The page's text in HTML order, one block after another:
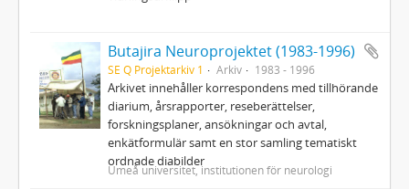
Butajira Neuroprojektet (1983-1996)
SE Q Projektarkiv 1 Arkiv 1983 - 1996
Arkivet innehåller korrespondens med tillhörande
diarium, årsrapporter, reseberättelser,
forskningsplaner, ansökningar och avtal,
enkätformulär samt en stor samling tematiskt
ordnade diabilder
Umeå universitet, institutionen för neurologi